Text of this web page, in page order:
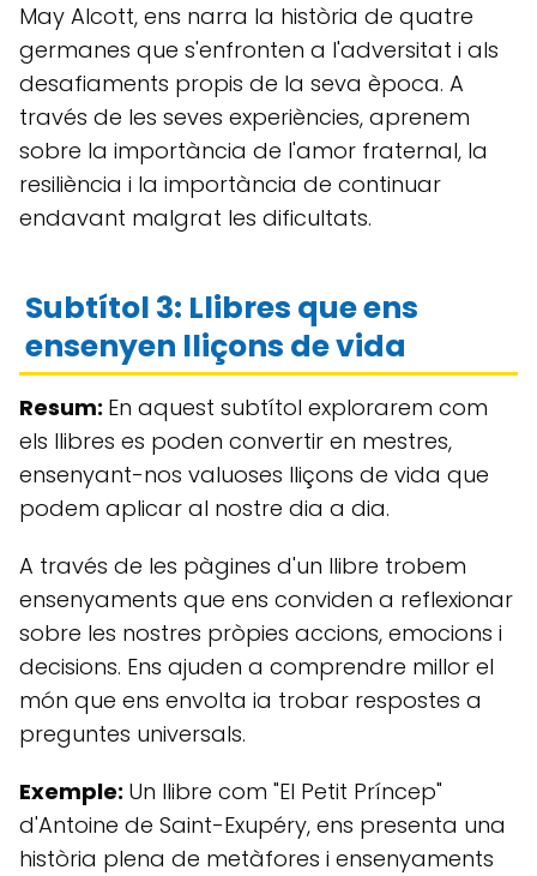
May Alcott, ens narra la història de quatre
germanes que s'enfronten a l'adversitat i als
desafiaments propis de la seva època. A
través de les seves experiències, aprenem
sobre la importància de l'amor fraternal, la
resiliència i la importància de continuar
endavant malgrat les dificultats.
Subtítol 3: Llibres que ens
ensenyen lliçons de vida
Resum: En aquest subtítol explorarem com
els llibres es poden convertir en mestres,
ensenyant-nos valuoses lliçons de vida que
podem aplicar al nostre dia a dia.
A través de les pàgines d'un llibre trobem
ensenyaments que ens conviden a reflexionar
sobre les nostres pròpies accions, emocions i
decisions. Ens ajuden a comprendre millor el
món que ens envolta ia trobar respostes a
preguntes universals.
Exemple: Un llibre com "El Petit Príncep"
d'Antoine de Saint-Exupéry, ens presenta una
història plena de metàfores i ensenyaments